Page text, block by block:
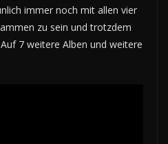
immer noch mit allen vier
zu sein und trotzdem
7 weitere Alben und weitere